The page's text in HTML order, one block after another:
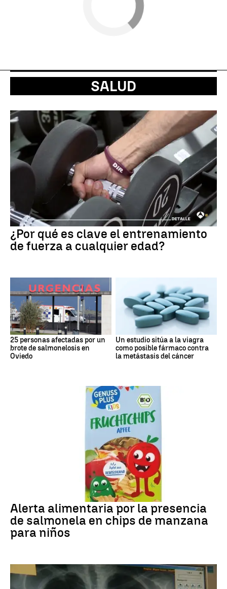
SALUD
¿Por qué es clave el entrenamiento
de fuerza a cualquier edad?
25 personas afectadas por un
brote de salmonelosis en
Oviedo
Un estudio sitúa a la viagra
como posible fármaco contra
la metástasis del cáncer
Alerta alimentaria por la presencia
de salmonela en chips de manzana
para niños